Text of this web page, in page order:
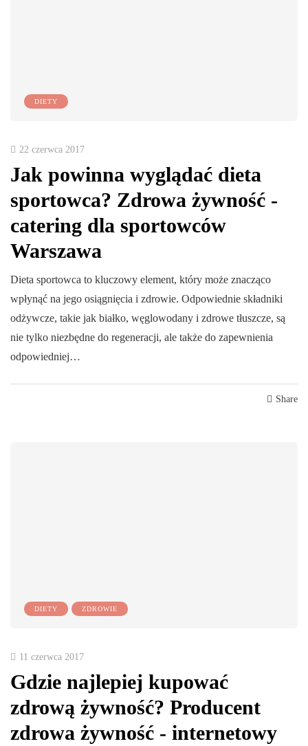
DIETY
22 czerwca 2017
Jak powinna wyglądać dieta
sportowca? Zdrowa żywność -
catering dla sportowców
Warszawa
Dieta sportowca to kluczowy element, który może znacząco
wpłynąć na jego osiągnięcia i zdrowie. Odpowiednie składniki
odżywcze, takie jak białko, węglowodany i zdrowe tłuszcze, są
nie tylko niezbędne do regeneracji, ale także do zapewnienia
odpowiedniej…
Share
DIETY ZDROWIE
11 czerwca 2017
Gdzie najlepiej kupować
zdrową żywność? Producent
zdrowa żywność - internetowy